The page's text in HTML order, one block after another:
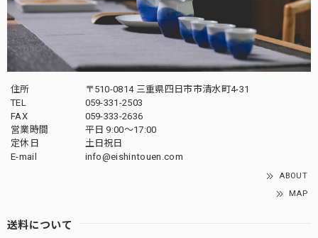
住所
〒510-0814 三重県四日市市清水町4-31
TEL
059-331-2503
FAX
059-333-2636
営業時間
平日 9:00～17:00
定休日
土日祝日
E-mail
info@eishintouen.com
ABOUT
MAP
送料について